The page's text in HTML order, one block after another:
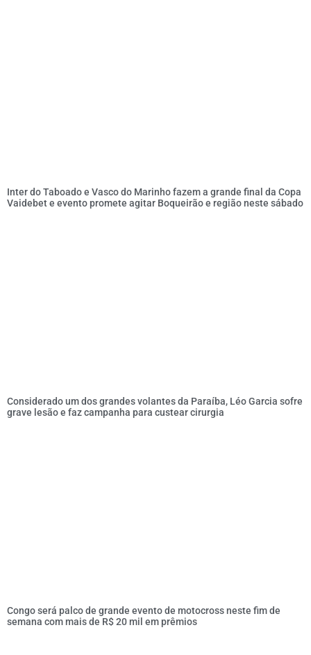
Inter do Taboado e Vasco do Marinho fazem a grande final da Copa
Vaidebet e evento promete agitar Boqueirão e região neste sábado
Considerado um dos grandes volantes da Paraíba, Léo Garcia sofre
grave lesão e faz campanha para custear cirurgia
Congo será palco de grande evento de motocross neste fim de
semana com mais de R$ 20 mil em prêmios